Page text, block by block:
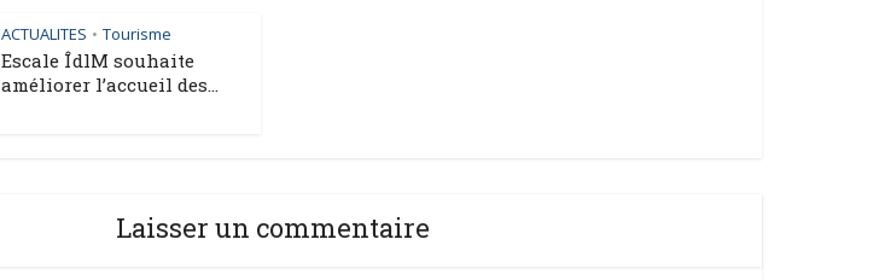
ACTUALITES • Tourisme
Escale ÎdlM souhaite
améliorer l’accueil des...
Laisser un commentaire